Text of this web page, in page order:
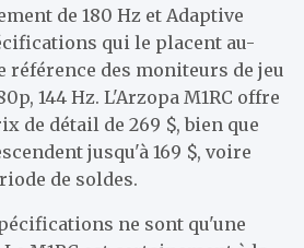
de 180 Hz et Adaptive
qui le placent au-
référence des moniteurs de jeu
144 Hz. L'Arzopa M1RC offre
de détail de 269 $, bien que
jusqu'à 169 $, voire
de soldes.
ne sont qu'une